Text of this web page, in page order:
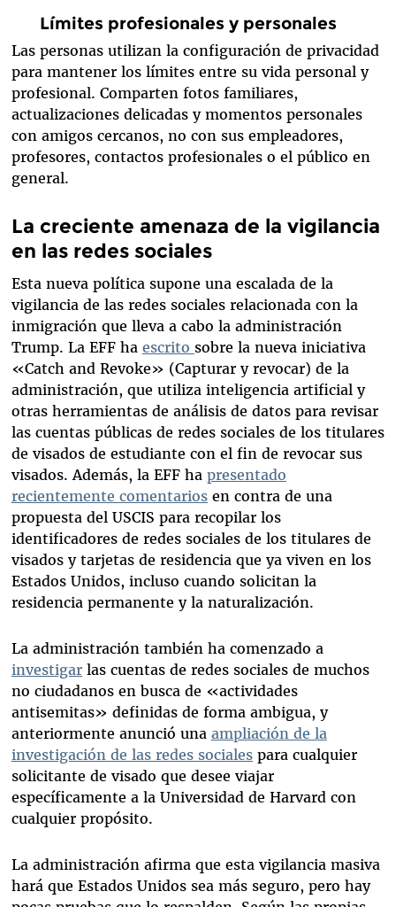
Límites profesionales y personales
Las personas utilizan la configuración de privacidad
para mantener los límites entre su vida personal y
profesional. Comparten fotos familiares,
actualizaciones delicadas y momentos personales
con amigos cercanos, no con sus empleadores,
profesores, contactos profesionales o el público en
general.
La creciente amenaza de la vigilancia
en las redes sociales
Esta nueva política supone una escalada de la
vigilancia de las redes sociales relacionada con la
inmigración que lleva a cabo la administración
Trump. La EFF ha escrito sobre la nueva iniciativa
«Catch and Revoke» (Capturar y revocar) de la
administración, que utiliza inteligencia artificial y
otras herramientas de análisis de datos para revisar
las cuentas públicas de redes sociales de los titulares
de visados de estudiante con el fin de revocar sus
visados. Además, la EFF ha presentado
recientemente comentariosen contra de una
propuesta del USCIS para recopilar los
identificadores de redes sociales de los titulares de
visados y tarjetas de residencia que ya viven en los
Estados Unidos, incluso cuando solicitan la
residencia permanente y la naturalización.
La administración también ha comenzado a
investigarlas cuentas de redes sociales de muchos
no ciudadanos en busca de «actividades
antisemitas» definidas de forma ambigua, y
anteriormente anunció una ampliación de la
investigación de las redes socialespara cualquier
solicitante de visado que desee viajar
específicamente a la Universidad de Harvard con
cualquier propósito.
La administración afirma que esta vigilancia masiva
hará que Estados Unidos sea más seguro, pero hay